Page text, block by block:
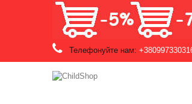
Телефонуйте нам: